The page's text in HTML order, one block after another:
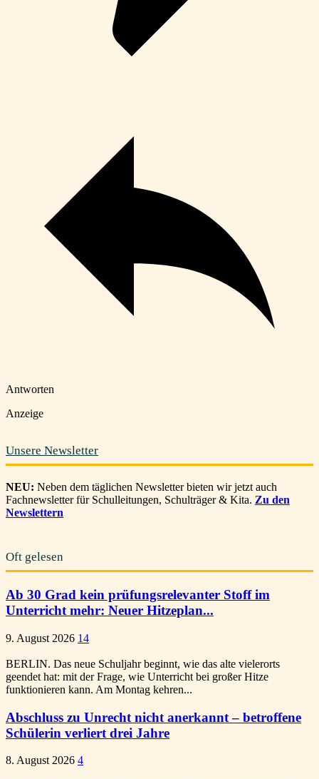
Antworten
Anzeige
Unsere Newsletter
NEU: Neben dem täglichen Newsletter bieten wir jetzt auch
Fachnewsletter für Schulleitungen, Schulträger & Kita. Zu den
Newslettern
Oft gelesen
Ab 30 Grad kein prüfungsrelevanter Stoff im
Unterricht mehr: Neuer Hitzeplan...
9. August 2026 14
BERLIN. Das neue Schuljahr beginnt, wie das alte vielerorts
geendet hat: mit der Frage, wie Unterricht bei großer Hitze
funktionieren kann. Am Montag kehren...
Abschluss zu Unrecht nicht anerkannt – betroffene
Schülerin verliert drei Jahre
8. August 2026 4